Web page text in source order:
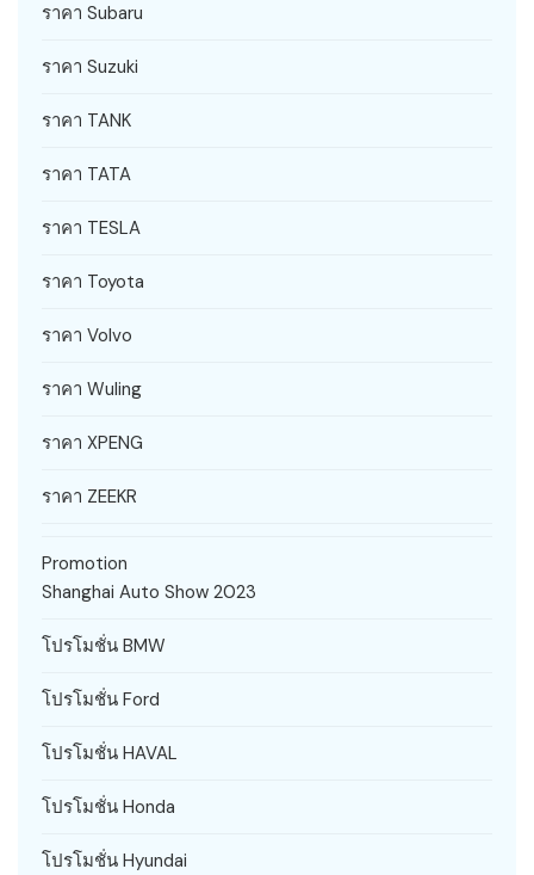
ราคา Subaru
ราคา Suzuki
ราคา TANK
ราคา TATA
ราคา TESLA
ราคา Toyota
ราคา Volvo
ราคา Wuling
ราคา XPENG
ราคา ZEEKR
Promotion
Shanghai Auto Show 2023
โปรโมชั่น BMW
โปรโมชั่น Ford
โปรโมชั่น HAVAL
โปรโมชั่น Honda
โปรโมชั่น Hyundai